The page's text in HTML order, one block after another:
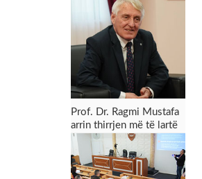
e projektit Zona
Industriale “Çukarka”
Prof. Dr. Ragmi Mustafa
arrin thirrjen më të lartë
akademike